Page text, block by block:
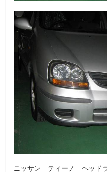
ニッサン ティーノ ヘッドラ